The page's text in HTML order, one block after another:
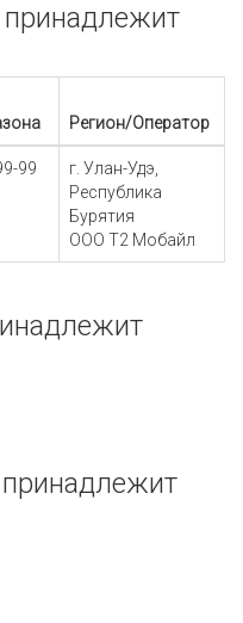
Регион/Оператор
99
г. Улан-Удэ,
Республика
Бурятия
ООО Т2 Мобайл